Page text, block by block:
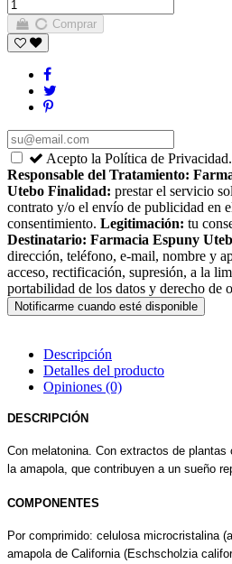
Comprar
Acepto la Política de Privacidad.
Responsable del Tratamiento:
Utebo Finalidad: prestar el servicio
contrato y/o el envío de publicidad en
consentimiento. Legitimación: tu
Destinatario: Farmacia Espuny
dirección, teléfono, e-mail, nombre y
acceso, rectificación, supresión, a la
portabilidad de los datos y derecho de
Descripción
Detalles del producto
Opiniones (0)
DESCRIPCIÓN
Con melatonina. Con extractos de
la amapola, que contribuyen a un sueño
COMPONENTES
Por comprimido: celulosa microcristalina
amapola de California (Eschscholzia